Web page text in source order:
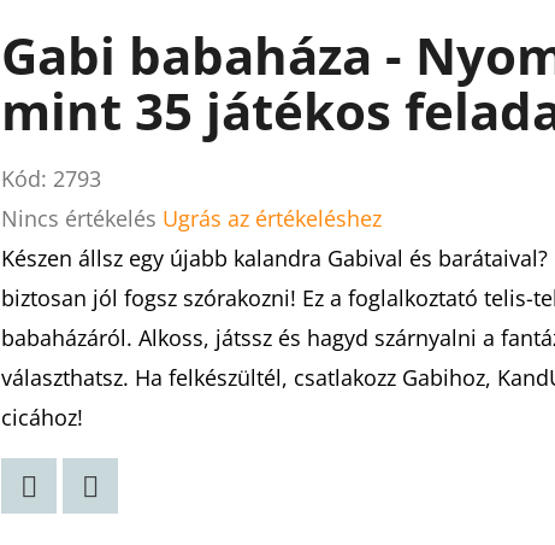
Gabi babaháza -
mint 35 játékos
Kód: 2793
A
termék
átlagos
értékelése
5-
ből
0,0
csillag.
Nincs értékelés Ugrás az értékeléshez
Készen állsz egy újabb kalandra Gabival és
biztosan jól fogsz szórakozni! Ez a foglalkoztató telis-
babaházáról. Alkoss, játssz és hagyd szárnyalni a
választhatsz. Ha felkészültél, csatlakozz Gabihoz,
cicához!